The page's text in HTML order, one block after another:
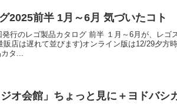
2025前半 1月～6月 気づいたコト
行のレゴ製品カタログ 前半 １月～6月が、レゴ
販店は遅れて並びます)オンライン版は12/29夕方
タ...
オ会館」ちょっと見に＋ヨドバシ